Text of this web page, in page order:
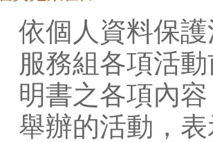
依個人資料保
服務組各項活
明書之各項內
舉辦的活動，